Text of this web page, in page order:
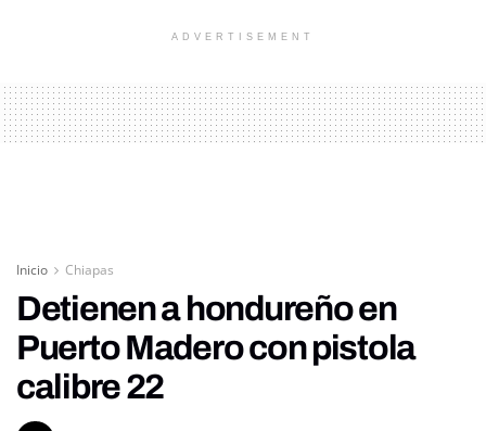
ADVERTISEMENT
Inicio Chiapas
Detienen a hondureño en
Puerto Madero con pistola
calibre 22